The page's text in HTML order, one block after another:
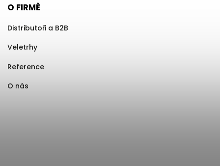
O FIRMĚ
Distributoři a B2B
Veletrhy
Reference
O nás